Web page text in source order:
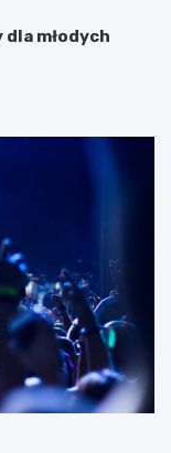
młodych